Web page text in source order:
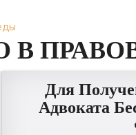
В
Для
Адвоката